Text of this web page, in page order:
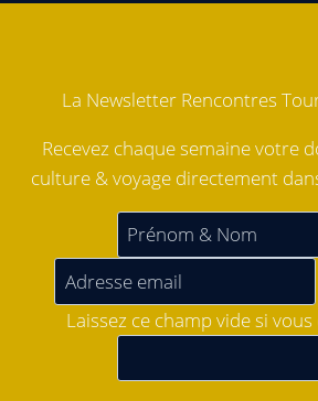
La Newsletter Rencontres
Recevez chaque semaine votre
culture & voyage directement
Laissez ce champ vide si